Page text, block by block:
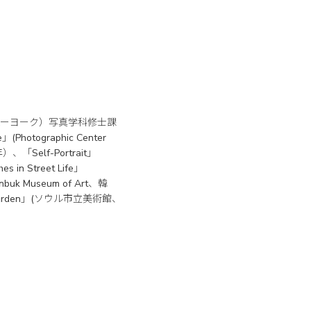
ヨーク）写真学科修士課
(Photographic Center
、「Self-Portrait」
in Street Life」
Museum of Art、韓
」(ソウル市立美術館、